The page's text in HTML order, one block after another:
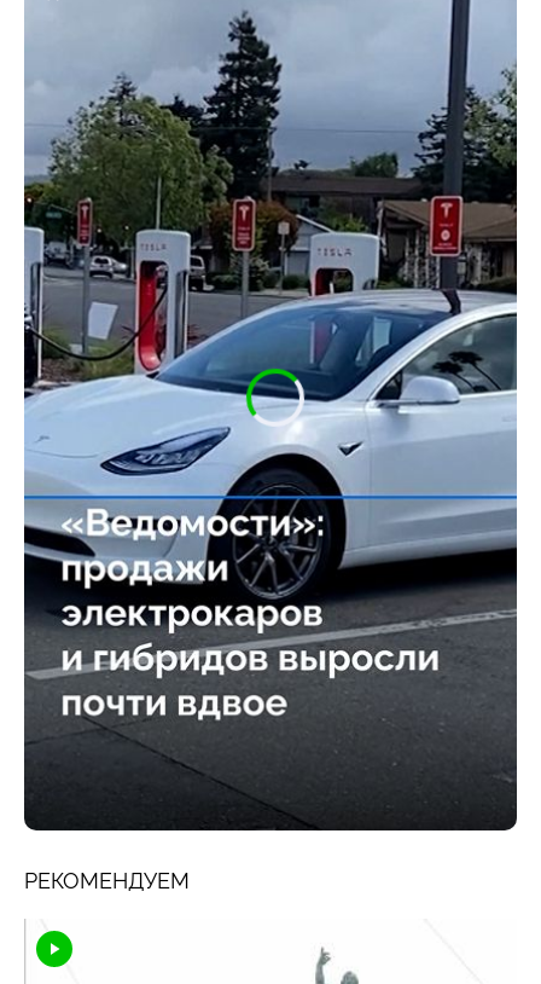
РЕКОМЕНДУЕМ